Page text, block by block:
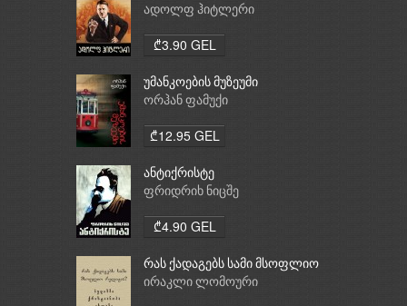
ადოლფ ჰიტლერი
₾3.90 GEL
უმანკოების მუზეუმი
ორჰან ფამუქი
₾12.95 GEL
ანტიქრისტე
ფრიდრიხ ნიცშე
₾4.90 GEL
რას ქადაგებს სამი მსოფლიო
რელიგია: ბუდიზმი,
ირაკლი ლომოური